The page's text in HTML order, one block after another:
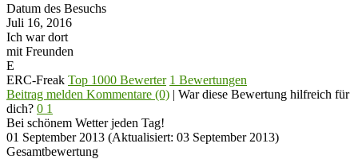
Datum des Besuchs
Juli 16, 2016
Ich war dort
mit Freunden
E
ERC-Freak Top 1000 Bewerter 1 Bewertungen
Beitrag melden Kommentare (0) | War diese Bewertung hilfreich für
dich? 0 1
Bei schönem Wetter jeden Tag!
01 September 2013 (Aktualisiert: 03 September 2013)
Gesamtbewertung